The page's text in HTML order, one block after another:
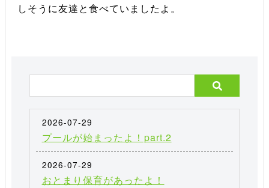
しそうに友達と食べていましたよ。
2026-07-29
プールが始まったよ！part.2
2026-07-29
おとまり保育があったよ！